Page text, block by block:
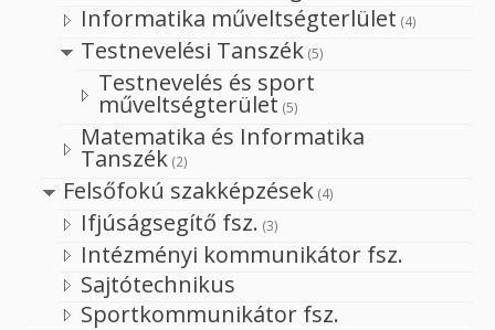
Informatika műveltségterlület (4)
Testnevelési Tanszék (5)
Testnevelés és sport
műveltségterület (5)
Matematika és Informatika
Tanszék (2)
Felsőfokú szakképzések (4)
Ifjúságsegítő fsz. (3)
Intézményi kommunikátor fsz.
Sajtótechnikus
Sportkommunikátor fsz.